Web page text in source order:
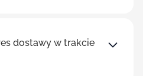
dostawy w trakcie